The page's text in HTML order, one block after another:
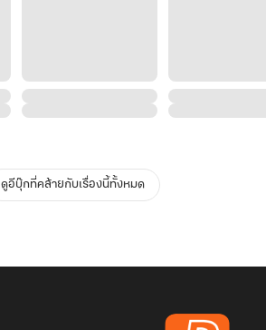
ดูอีบุ๊กที่คล้ายกับเรื่องนี้ทั้งหมด